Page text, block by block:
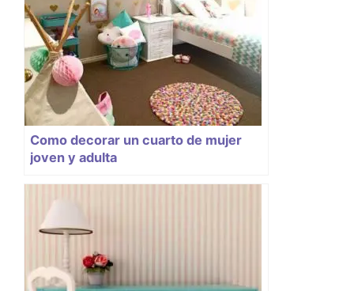
Como decorar un cuarto de mujer
joven y adulta